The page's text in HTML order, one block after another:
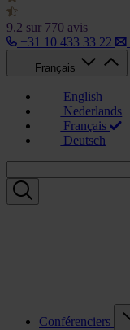
9.2 sur 770 avis
+31 10 433 33 22
Français
English
Nederlands
Français
Deutsch
Conférenciers